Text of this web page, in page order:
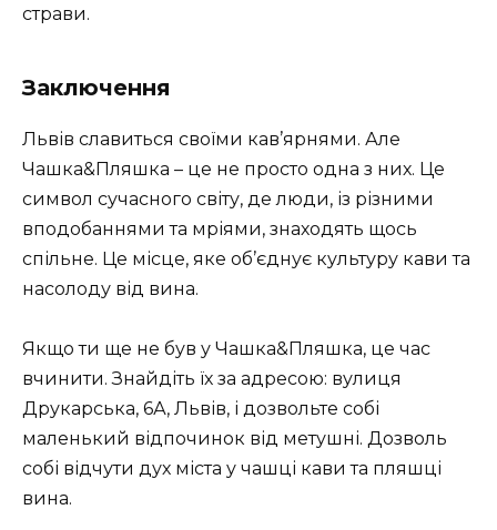
страви.
Заключення
Львів славиться своїми кав’ярнями. Але
Чашка&Пляшка – це не просто одна з них. Це
символ сучасного світу, де люди, із різними
вподобаннями та мріями, знаходять щось
спільне. Це місце, яке об’єднує культуру кави та
насолоду від вина.
Якщо ти ще не був у Чашка&Пляшка, це час
вчинити. Знайдіть їх за адресою: вулиця
Друкарська, 6А, Львів, і дозвольте собі
маленький відпочинок від метушні. Дозволь
собі відчути дух міста у чашці кави та пляшці
вина.